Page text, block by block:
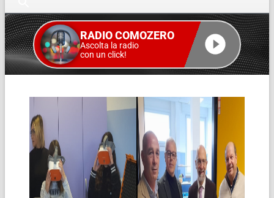
RADIO COMOZERO
Ascolta la radio
con un click!